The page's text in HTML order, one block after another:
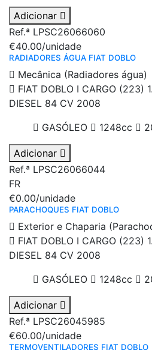
Adicionar
Ref.ª LPSC26066060
€40.00/unidade
RADIADORES ÁGUA FIAT DOBLO
Mecânica (Radiadores água)
FIAT DOBLO I CARGO (223)
DIESEL 84 CV 2008
GASÓLEO
1248cc
Adicionar
Ref.ª LPSC26066044
FR
€0.00/unidade
PARACHOQUES FIAT DOBLO
Exterior e Chaparia
FIAT DOBLO I CARGO (223)
DIESEL 84 CV 2008
GASÓLEO
1248cc
Adicionar
Ref.ª LPSC26045985
€60.00/unidade
TERMOVENTILADORES FIAT DOBLO